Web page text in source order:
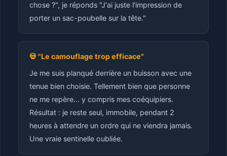
chose ?", je réponds "J'ai juste l'impression de
porter un sac-poubelle sur la tête."
💀 "Le camouflage trop efficace"
Je me suis planqué derrière un buisson avec une
tenue bien choisie. Tellement bien que personne
ne me repère... y compris mes coéquipiers.
Résultat : je reste seul, immobile, pendant 2
heures à attendre un ordre qui ne viendra jamais.
Une vraie sentinelle oubliée.